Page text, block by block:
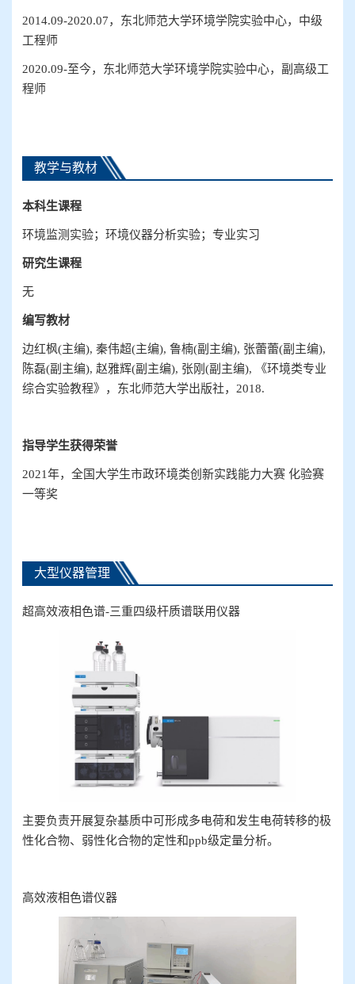
2014.09-2020.07，东北师范大学环境学院实验中心，中级
工程师
2020.09-至今，东北师范大学环境学院实验中心，副高级工
程师
教学与教材
本科生课程
环境监测实验；环境仪器分析实验；专业实习
研究生课程
无
编写教材
边红枫(主编), 秦伟超(主编), 鲁楠(副主编), 张蕾蕾(副主编),
陈磊(副主编), 赵雅辉(副主编), 张刚(副主编),
《环境类专业
综合实验教程》，东北师范大学出版社， 2018.
指导学生获得荣誉
2021年，全国大学生市政环境类创新实践能力大赛 化验赛
一等奖
大型仪器管理
超高效液相色谱-三重四级杆质谱联用仪器
主要负责开展复杂基质中可形成多电荷和发生电荷转移的极
性化合物、弱性化合物的定性和ppb级定量分析。
高效液相色谱仪器